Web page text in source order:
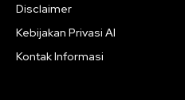
Disclaimer
Kebijakan Privasi AI
Kontak Informasi